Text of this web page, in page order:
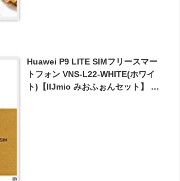
Huawei P9 LITE SIMフリースマー
トフォン VNS-L22-WHITE(ホワイ
ト)【IIJmio みおふぉんセット】 が